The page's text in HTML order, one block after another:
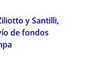
y Santilli,
de fondos